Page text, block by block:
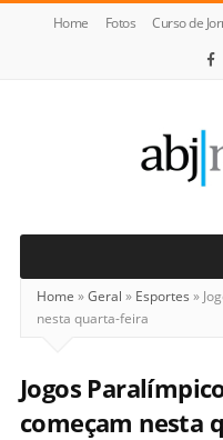
Home Fotos Curso de
Notícias
Home »Geral » Esportes »
nesta quarta-feira
Jogos
começam nesta